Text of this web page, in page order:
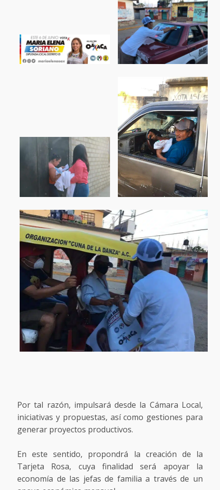
Por tal razón, impulsará desde la Cámara Local,
iniciativas y propuestas, así como gestiones para
generar proyectos productivos.
En este sentido, propondrá la creación de la
Tarjeta Rosa, cuya finalidad será apoyar la
economía de las jefas de familia a través de un